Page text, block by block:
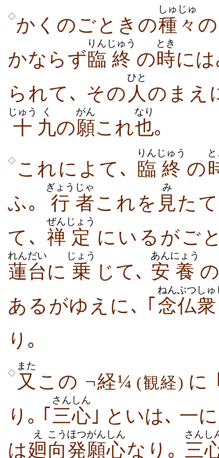
◇かくのごときの種々
しゅじゅ
かならず臨
りん
終
じゅう
の時
とき
に
られて､ その 人
ひと
のまえ
十
じゅう
九
く
の願
がん
これ也
なり
｡
◇ これによて､ 臨
りん
終
じゅう
の
ふ｡ 行
ぎょう
者
じゃ
これを 見
み
た
て､ 禅
ぜん
定
じょう
にいるがご
蓮台
れんだい
に 乗
じょう
じて､ 安
あん
養
にょう
の
あるがゆえに､ ｢ 念仏
ねんぶつ
衆
しゅ
り｡
◇ 又
また
この ¬経¼ (観経) に
り｡ ｢ 三心
さんしん
｣ といは､ 一
は廻
え
向
こう
発願
ほつがん
心
しん
なり｡ 三
さんし